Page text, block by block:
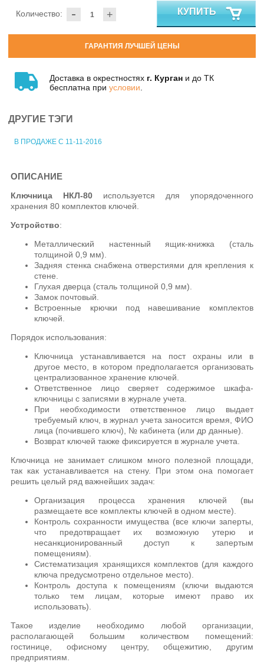
- +
Количество: КУПИТЬ
ГАРАНТИЯ ЛУЧШЕЙ ЦЕНЫ
Доставка в окрестностях г. Курган и до ТК
бесплатна при условии
ДРУГИЕ ТЭГИ
В ПРОДАЖЕ С 11-11-2016
ОПИСАНИЕ
Ключница НКЛ-80 используется для упорядоченного
хранения 80 комплектов ключей.
Устройство:
Металлический настенный ящик-книжка (сталь
толщиной 0,9 мм).
Задняя стенка снабжена отверстиями для крепления к
стене.
Глухая дверца (сталь толщиной 0,9 мм).
Замок почтовый.
Встроенные крючки под навешивание комплектов
ключей.
Порядок использования:
Ключница устанавливается на пост охраны или в
другое место, в котором предполагается организовать
централизованное хранение ключей.
Ответственное лицо сверяет содержимое шкафа-
ключницы с записями в журнале учета.
При необходимости ответственное лицо выдает
требуемый ключ, в журнал учета заносится время, ФИО
лица (почившего ключ), № кабинета (или др данные).
Возврат ключей также фиксируется в журнале учета.
Ключница не занимает слишком много полезной площади,
так как устанавливается на стену. При этом она помогает
решить целый ряд важнейших задач:
Организация процесса хранения ключей (вы
размещаете все комплекты ключей в одном месте).
Контроль сохранности имущества (все ключи заперты,
что предотвращает их возможную утерю и
несанкционированный доступ к запертым
помещениям).
Систематизация хранящихся комплектов (для каждого
ключа предусмотрено отдельное место).
Контроль доступа к помещениям (ключи выдаются
только тем лицам, которые имеют право их
использовать).
Такое изделие необходимо любой организации,
располагающей большим количеством помещений:
гостинице, офисному центру, общежитию, другим
предприятиям.